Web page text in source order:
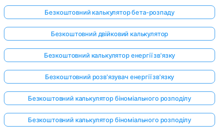
Безкоштовний калькулятор бета-розпаду
Безкоштовний двійковий калькулятор
Безкоштовний калькулятор енергії зв'язку
Безкоштовний розв'язувач енергії зв'язку
Безкоштовний калькулятор біноміального розподілу
Безкоштовний калькулятор біноміального розподілу